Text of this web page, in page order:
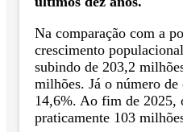
Na comparação com a
crescimento
subindo de 203,2
milhões. Já o número de
14,6%. Ao fim de 2025,
praticamente 103